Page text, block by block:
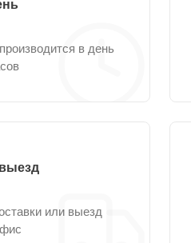
в день
или выезд